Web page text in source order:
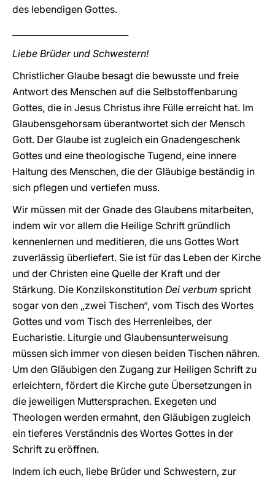
des lebendigen Gottes.
Liebe Brüder und Schwestern!
Christlicher Glaube besagt die bewusste und freie
Antwort des Menschen auf die Selbstoffenbarung
Gottes, die in Jesus Christus ihre Fülle erreicht hat. Im
Glaubensgehorsam überantwortet sich der Mensch
Gott. Der Glaube ist zugleich ein Gnadengeschenk
Gottes und eine theologische Tugend, eine innere
Haltung des Menschen, die der Gläubige beständig in
sich pflegen und vertiefen muss.
Wir müssen mit der Gnade des Glaubens mitarbeiten,
indem wir vor allem die Heilige Schrift gründlich
kennenlernen und meditieren, die uns Gottes Wort
zuverlässig überliefert. Sie ist für das Leben der Kirche
und der Christen eine Quelle der Kraft und der
Stärkung. Die Konzilskonstitution Dei verbum spricht
sogar von den „zwei Tischen“, vom Tisch des Wortes
Gottes und vom Tisch des Herrenleibes, der
Eucharistie. Liturgie und Glaubensunterweisung
müssen sich immer von diesen beiden Tischen nähren.
Um den Gläubigen den Zugang zur Heiligen Schrift zu
erleichtern, fördert die Kirche gute Übersetzungen in
die jeweiligen Muttersprachen. Exegeten und
Theologen werden ermahnt, den Gläubigen zugleich
ein tieferes Verständnis des Wortes Gottes in der
Schrift zu eröffnen.
Indem ich euch, liebe Brüder und Schwestern, zur